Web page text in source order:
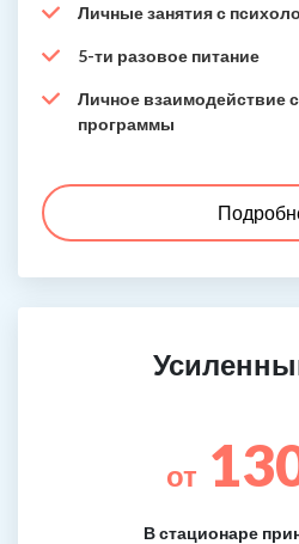
Личные занятия с
5-ти разовое питание
Личное взаимодействие
программы
от
В стационаре